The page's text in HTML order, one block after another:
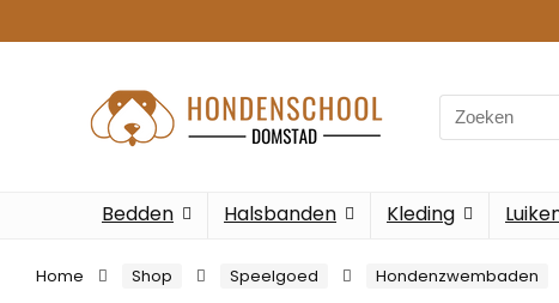
Search
for:
Bedden Halsbanden Kleding
Home Shop Speelgoed Hondenzwembaden